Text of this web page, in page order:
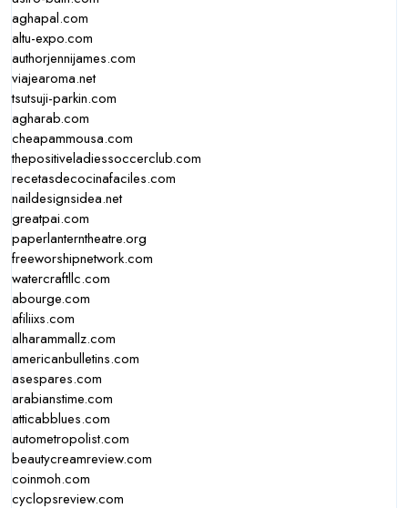
aghapal.com
altu-expo.com
authorjennijames.com
viajearoma.net
tsutsuji-parkin.com
agharab.com
cheapammousa.com
thepositiveladiessoccerclub.com
recetasdecocinafaciles.com
naildesignsidea.net
greatpai.com
paperlanterntheatre.org
freeworshipnetwork.com
watercraftllc.com
abourge.com
afiliixs.com
alharammallz.com
americanbulletins.com
asespares.com
arabianstime.com
atticabblues.com
autometropolist.com
beautycreamreview.com
coinmoh.com
cyclopsreview.com